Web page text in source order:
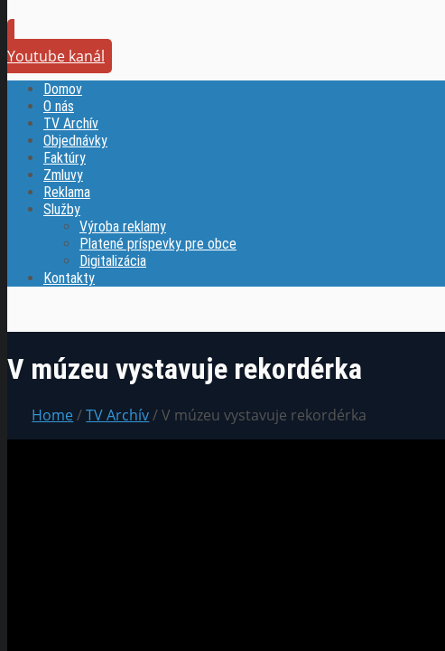
Youtube kanál
Domov
O nás
TV Archív
Objednávky
Faktúry
Zmluvy
Reklama
Služby
Výroba reklamy
Platené príspevky pre obce
Digitalizácia
Kontakty
V múzeu vystavuje rekordérka
Home/TV Archív/ V múzeu vystavuje rekordérka